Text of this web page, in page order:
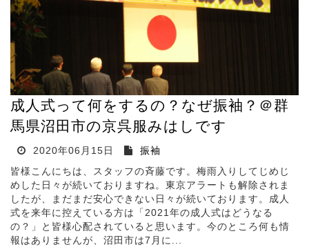
成人式って何をするの？なぜ振袖？＠群
馬県沼田市の京呉服みはしです
2020年06月15日
振袖
皆様こんにちは、スタッフの斉藤です。梅雨入りしてじめじ
めした日々が続いておりますね。東京アラートも解除されま
したが、まだまだ安心できない日々が続いております。成人
式を来年に控えている方は「2021年の成人式はどうなる
の？」と皆様心配されていると思います。今のところ何も情
報はありませんが、沼田市は7月に...